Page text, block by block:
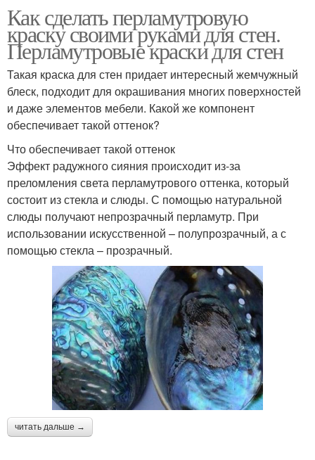
Как сделать перламутровую
краску своими руками для стен.
Перламутровые краски для стен
Такая краска для стен придает интересный жемчужный
блеск, подходит для окрашивания многих поверхностей
и даже элементов мебели. Какой же компонент
обеспечивает такой оттенок?
Что обеспечивает такой оттенок
Эффект радужного сияния происходит из-за
преломления света перламутрового оттенка, который
состоит из стекла и слюды. С помощью натуральной
слюды получают непрозрачный перламутр. При
использовании искусственной – полупрозрачный, а с
помощью стекла – прозрачный.
читать дальше →